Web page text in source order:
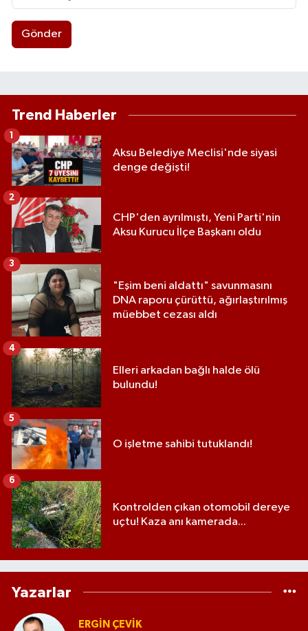
Gönder
Trend Haberler
Aksu Belediye Meclisi'nde siyasi
denge değişti!
1
CHP'den ayrılmıştı, Yeni Parti'nin
Aksu Kurucu İlçe Başkanı oldu
2
"Eşim beni aldattı" savunmasını
DNA raporu çürüttü, ağırlaştırılmış
müebbet cezası aldı
3
Elleri arkadan bağlı halde ölü
bulundu!
4
O işletme sahibi tutuklandı!
5
Kontrolden çıkan otomobil dereye
uçtu! Kaza anı kamerada...
6
Yazarlar
ERGIN ÇEVİK